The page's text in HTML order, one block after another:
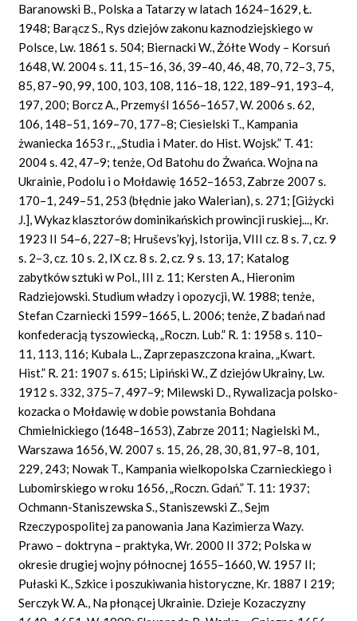
Baranowski B., Polska a Tatarzy w latach 1624–1629, Ł.
1948; Barącz S., Rys dziejów zakonu kaznodziejskiego w
Polsce, Lw. 1861 s. 504; Biernacki W., Żółte Wody – Korsuń
1648, W. 2004 s. 11, 15–16, 36, 39–40, 46, 48, 70, 72–3, 75,
85, 87–90, 99, 100, 103, 108, 116–18, 122, 189–91, 193–4,
197, 200; Borcz A., Przemyśl 1656–1657, W. 2006 s. 62,
106, 148–51, 169–70, 177–8; Ciesielski T., Kampania
żwaniecka 1653 r., „Studia i Mater. do Hist. Wojsk.” T. 41:
2004 s. 42, 47–9; tenże, Od Batohu do Żwańca. Wojna na
Ukrainie, Podolu i o Mołdawię 1652–1653, Zabrze 2007 s.
170–1, 249–51, 253 (błędnie jako Walerian), s. 271; [Giżycki
J.], Wykaz klasztorów dominikańskich prowincji ruskiej..., Kr.
1923 II 54–6, 227–8; Hruševs’kyj, Istorija, VIII cz. 8 s. 7, cz. 9
s. 2–3, cz. 10 s. 2, IX cz. 8 s. 2, cz. 9 s. 13, 17; Katalog
zabytków sztuki w Pol., III z. 11; Kersten A., Hieronim
Radziejowski. Studium władzy i opozycji, W. 1988; tenże,
Stefan Czarniecki 1599–1665, L. 2006; tenże, Z badań nad
konfederacją tyszowiecką, „Roczn. Lub.” R. 1: 1958 s. 110–
11, 113, 116; Kubala L., Zaprzepaszczona kraina, „Kwart.
Hist.” R. 21: 1907 s. 615; Lipiński W., Z dziejów Ukrainy, Lw.
1912 s. 332, 375–7, 497–9; Milewski D., Rywalizacja polsko-
kozacka o Mołdawię w dobie powstania Bohdana
Chmielnickiego (1648–1653), Zabrze 2011; Nagielski M.,
Warszawa 1656, W. 2007 s. 15, 26, 28, 30, 81, 97–8, 101,
229, 243; Nowak T., Kampania wielkopolska Czarnieckiego i
Lubomirskiego w roku 1656, „Roczn. Gdań.” T. 11: 1937;
Ochmann-Staniszewska S., Staniszewski Z., Sejm
Rzeczypospolitej za panowania Jana Kazimierza Wazy.
Prawo – doktryna – praktyka, Wr. 2000 II 372; Polska w
okresie drugiej wojny północnej 1655–1660, W. 1957 II;
Pułaski K., Szkice i poszukiwania historyczne, Kr. 1887 I 219;
Serczyk W. A., Na płonącej Ukrainie. Dzieje Kozaczyzny